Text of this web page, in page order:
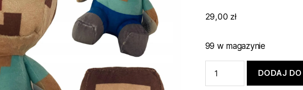
29,00 zł
99 w magazynie
SIEDZĄCY
STEVE
DODAJ